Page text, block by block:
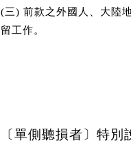
(三) 前款之外國人、大陸
留工作。
〔單側聽損者〕特別